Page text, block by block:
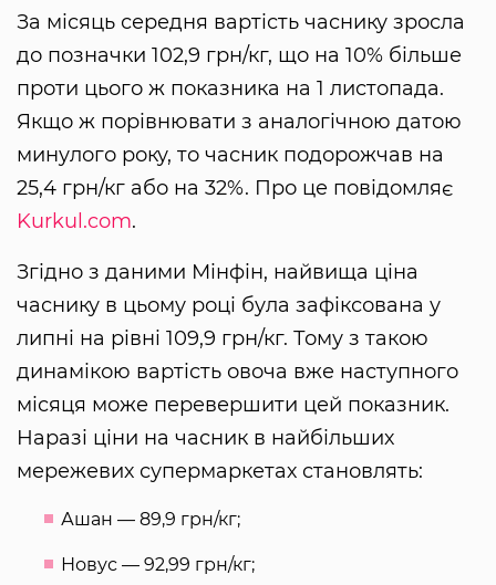
За місяць середня вартість часнику зросла
до позначки 102,9 грн/кг, що на 10% більше
проти цього ж показника на 1 листопада.
Якщо ж порівнювати з аналогічною датою
минулого року, то часник подорожчав на
25,4 грн/кг або на 32%. Про це повідомляє
Kurkul.com.
Згідно з даними Мінфін, найвища ціна
часнику в цьому році була зафіксована у
липні на рівні 109,9 грн/кг. Тому з такою
динамікою вартість овоча вже наступного
місяця може перевершити цей показник.
Наразі ціни на часник в найбільших
мережевих супермаркетах становлять:
Ашан — 89,9 грн/кг;
Новус — 92,99 грн/кг;